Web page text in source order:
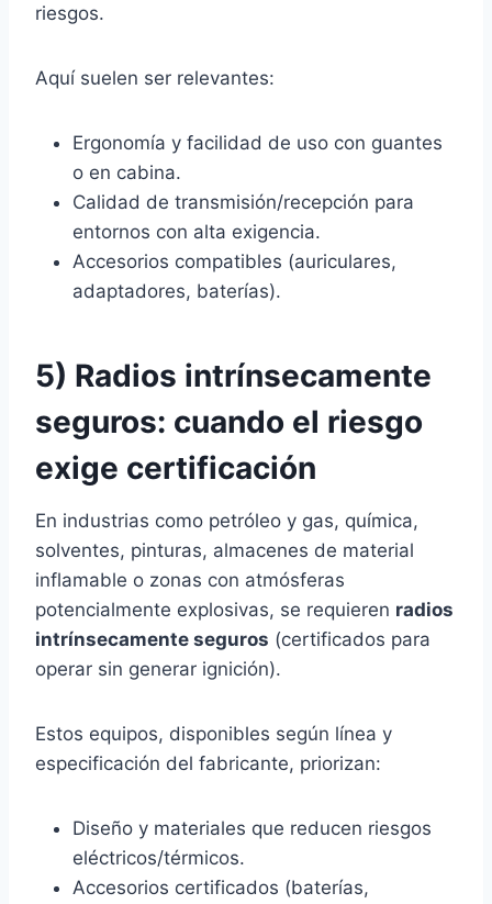
riesgos.
Aquí suelen ser relevantes:
Ergonomía y facilidad de uso con guantes
o en cabina.
Calidad de transmisión/recepción para
entornos con alta exigencia.
Accesorios compatibles (auriculares,
adaptadores, baterías).
5) Radios intrínsecamente
seguros: cuando el riesgo
exige certificación
En industrias como petróleo y gas, química,
solventes, pinturas, almacenes de material
inflamable o zonas con atmósferas
potencialmente explosivas, se requieren radios
intrínsecamente seguros (certificados para
operar sin generar ignición).
Estos equipos, disponibles según línea y
especificación del fabricante, priorizan:
Diseño y materiales que reducen riesgos
eléctricos/térmicos.
Accesorios certificados (baterías,